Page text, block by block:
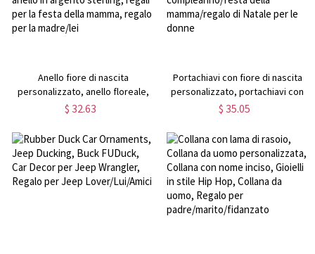
Anello fiore di nascita
personalizzato, anello floreale,
anello con nome personalizzato,
commemorativo/minimalista,
anello in argento sterling, regali
per la festa della mamma, regalo
per la madre/lei
$ 32.63
Portachiavi con fiore di nascita
personalizzato, portachiavi con
pietra di nascita, portachiavi in
borsa/borsa, compleanno/festa
della mamma/regalo di Natale
per le donne
$ 35.05